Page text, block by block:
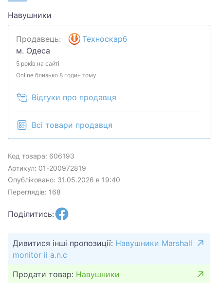
Навушники
Продавець:
Техноскарб
м. Одеса
5 років на сайті
Online близько 8 годин тому
Відгуки про продавця
Всі товари продавця
Код товара: 606193
Артикул: 01-200972819
Опубліковано: 31.05.2026 в 19:40
Переглядів: 168
Поділитись:
Дивитися інші пропозиції: Навушники Marshall
monitor ii a.n.c
Продати товар: Навушники